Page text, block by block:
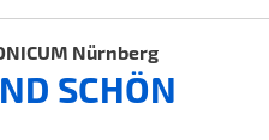
Nürnberg
SCHÖN